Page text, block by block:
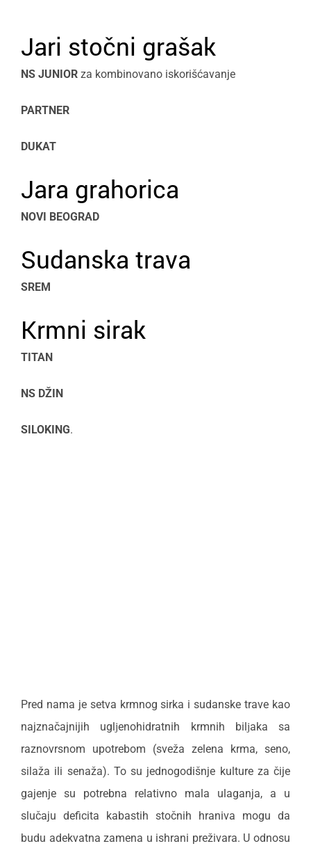
Jari stočni grašak
NS JUNIOR za kombinovano iskorišćavanje
PARTNER
DUKAT
Jara grahorica
NOVI BEOGRAD
Sudanska trava
SREM
Krmni sirak
TITAN
NS DŽIN
SILOKING.
Pred nama je setva krmnog sirka i sudanske trave kao
najznačajnijih uglјenohidratnih krmnih bilјaka sa
raznovrsnom upotrebom (sveža zelena krma, seno,
silaža ili senaža). To su jednogodišnje kulture za čije
gajenje su potrebna relativno mala ulaganja, a u
slučaju deficita kabastih stočnih hraniva mogu da
budu adekvatna zamena u ishrani preživara. U odnosu